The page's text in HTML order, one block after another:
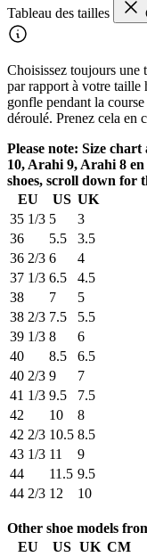
Tableau des tailles
Choisissez toujours une
par rapport à votre taille
gonfle pendant la
déroulé. Prenez cela en
Please note: Size
10, Arahi 9, Arahi 8
shoes, scroll down for
EU
US UK
35 1/3 5
3
36
5.5
3.5
36 2/3 6
4
37 1/3 6.5
4.5
38
7
5
38 2/3 7.5
5.5
39 1/3 8
6
40
8.5
6.5
40 2/3 9
7
41 1/3 9.5
7.5
42
10
8
42 2/3 10.5 8.5
43 1/3 11
9
44
11.5 9.5
44 2/3 12 10
Other shoe models
EU
US UK CM